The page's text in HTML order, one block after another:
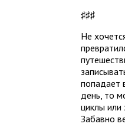
♯♯♯
Не
попадает
день, то
циклы или
Забавно